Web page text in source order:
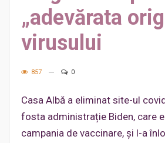
„adevărata
virusului
857 0
Casa Albă a eliminat site-ul
fosta administrație Biden, care
campania de vaccinare, și l-a